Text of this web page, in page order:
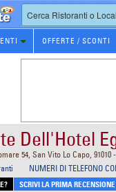
OFFERTE / SCONTI
Dell'Hotel
54, San Vito Lo Capo, 91010
NUMERI DI TELEFONO
SCRIVI LA PRIMA RECENSIONE